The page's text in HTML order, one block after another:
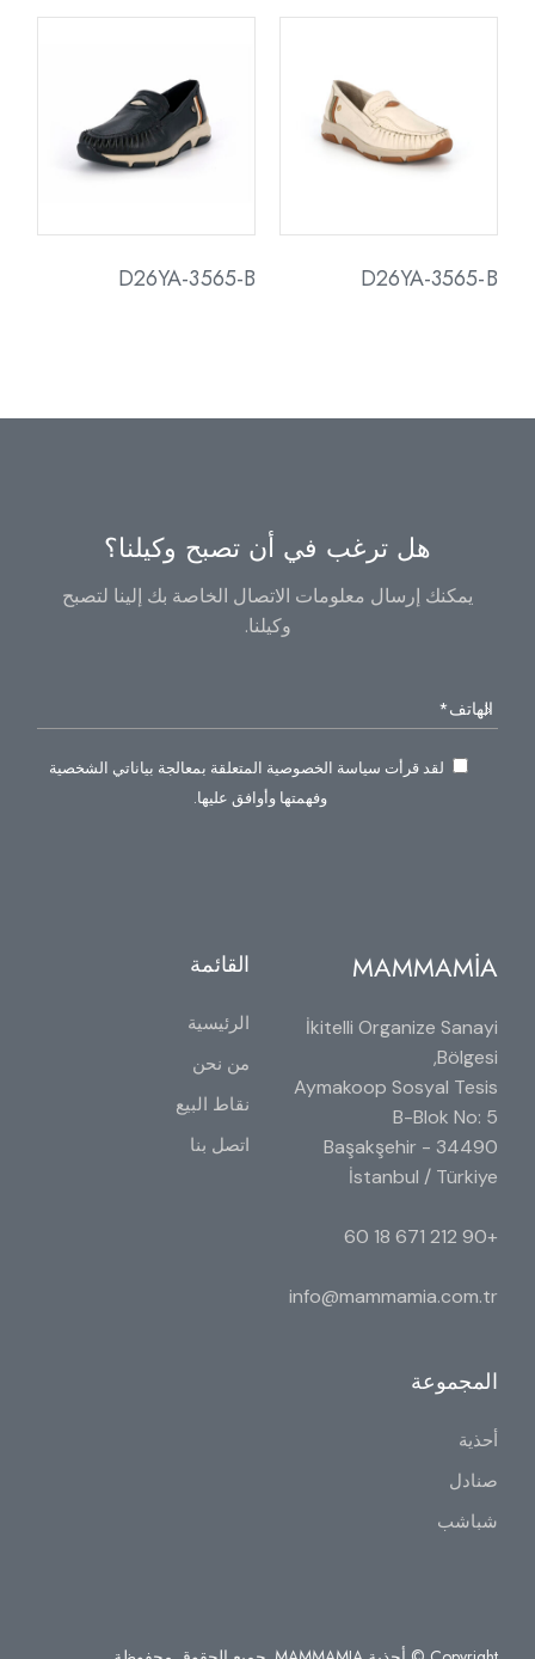
D26YA-3565-B
D26YA-3565-B
هل ترغب في أن تصبح وكيلنا؟
يمكنك إرسال معلومات الاتصال الخاصة بك إلينا لتصبح
وكيلنا.
لقد قرأت سياسة الخصوصية المتعلقة بمعالجة بياناتي الشخصية
وفهمتها وأوافق عليها.
MAMMAMİA
İkitelli Organize Sanayi
Bölgesi,
Aymakoop Sosyal Tesis
B-Blok No: 5
34490 Başakşehir -
İstanbul / Türkiye
+90 212 671 18 60
info@mammamia.com.tr
القائمة
الرئيسية
من نحن
نقاط البيع
اتصل بنا
المجموعة
أحذية
صنادل
شباشب